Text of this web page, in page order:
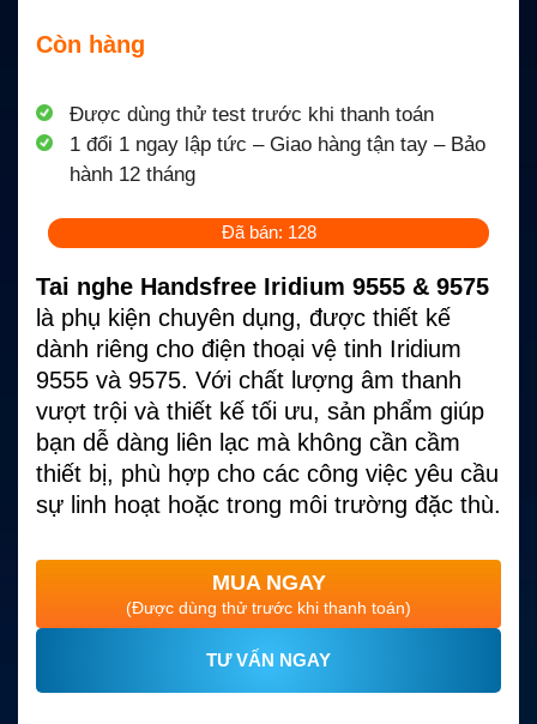
Còn hàng
Được dùng thử test trước khi thanh toán
1 đổi 1 ngay lập tức – Giao hàng tận tay – Bảo
hành 12 tháng
Đã bán: 128
Tai nghe Handsfree Iridium 9555 & 9575
là phụ kiện chuyên dụng, được thiết kế
dành riêng cho điện thoại vệ tinh Iridium
9555 và 9575. Với chất lượng âm thanh
vượt trội và thiết kế tối ưu, sản phẩm giúp
bạn dễ dàng liên lạc mà không cần cầm
thiết bị, phù hợp cho các công việc yêu cầu
sự linh hoạt hoặc trong môi trường đặc thù.
MUA NGAY
(Được dùng thử trước khi thanh toán)
TƯ VẤN NGAY